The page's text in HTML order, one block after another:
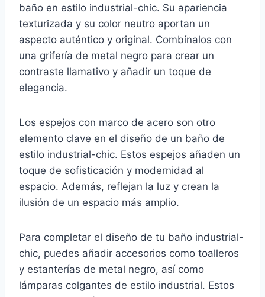
baño en estilo industrial-chic. Su apariencia
texturizada y su color neutro aportan un
aspecto auténtico y original. Combínalos con
una grifería de metal negro para crear un
contraste llamativo y añadir un toque de
elegancia.
Los espejos con marco de acero son otro
elemento clave en el diseño de un baño de
estilo industrial-chic. Estos espejos añaden un
toque de sofisticación y modernidad al
espacio. Además, reflejan la luz y crean la
ilusión de un espacio más amplio.
Para completar el diseño de tu baño industrial-
chic, puedes añadir accesorios como toalleros
y estanterías de metal negro, así como
lámparas colgantes de estilo industrial. Estos